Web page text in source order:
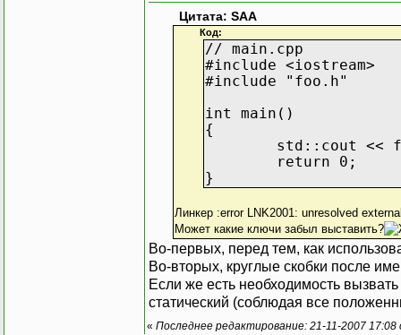
Цитата: SAA
Код:
// main.cpp
#include <iostream>
#include "foo.h"
int main()
{
std::cout <<
return 0;
}
Линкер :error LNK2001: unresolved
Может какие ключи забыл выставить?
Во-первых, перед тем, как
Во-вторых, круглые скобки после
Если же есть необходимость
статический (соблюдая все
« Последнее редактирование: 21-11-2007 17:08